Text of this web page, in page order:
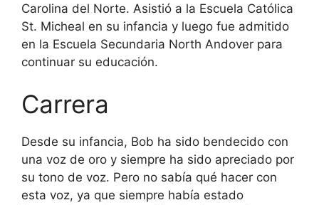
Carolina del Norte. Asistió a la Escuela Católica
St. Micheal en su infancia y luego fue admitido
en la Escuela Secundaria North Andover para
continuar su educación.
Carrera
Desde su infancia, Bob ha sido bendecido con
una voz de oro y siempre ha sido apreciado por
su tono de voz. Pero no sabía qué hacer con
esta voz, ya que siempre había estado